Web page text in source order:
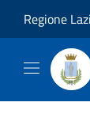
Regione